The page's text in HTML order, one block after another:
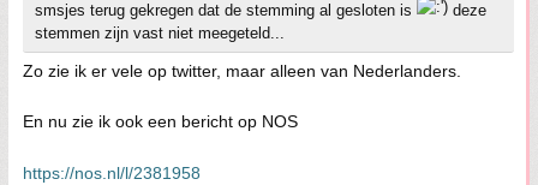
smsjes terug gekregen dat de stemming al gesloten is
deze
stemmen zijn vast niet meegeteld...
Zo zie ik er vele op twitter, maar alleen van Nederlanders.
En nu zie ik ook een bericht op NOS
https://nos.nl/l/2381958